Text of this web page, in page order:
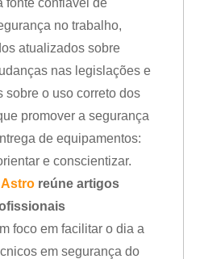
no trabalho,
atualizados sobre
nas legislações e
sobre o uso correto dos
promover a segurança
de equipamentos:
e conscientizar.
Astro reúne artigos
foco em facilitar o dia a
em segurança do